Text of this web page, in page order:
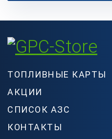
ТОПЛИВНЫЕ КАРТЫ
АКЦИИ
СПИСОК АЗС
КОНТАКТЫ